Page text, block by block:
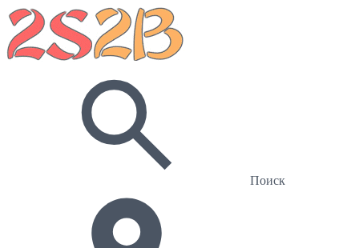
Поиск